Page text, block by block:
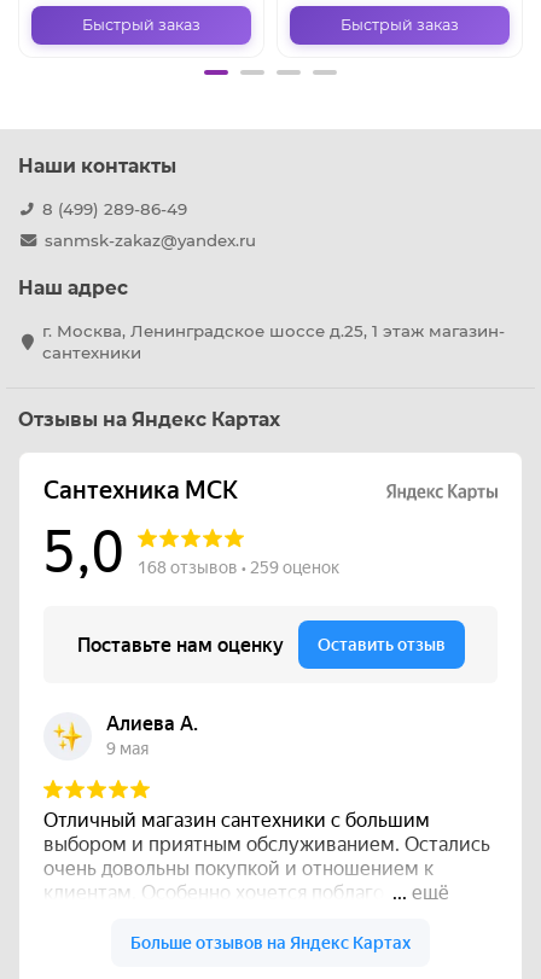
Быстрый заказ Быстрый заказ
Наши контакты
8 (499) 289-86-49
sanmsk-zakaz@yandex.ru
Наш адрес
г. Москва, Ленинградское шоссе д.25, 1 этаж магазин-
сантехники
Отзывы на Яндекс Картах